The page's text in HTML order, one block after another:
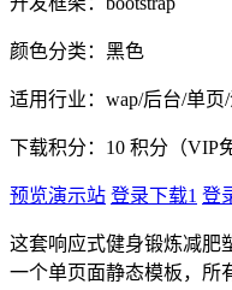
颜色分类：黑色
适用行业：wap/后台/单页
下载积分： 10 积分（VIP
预览演示站 登录下载1 登
这套响应式健身锻炼减肥
一个单页面静态模板，所